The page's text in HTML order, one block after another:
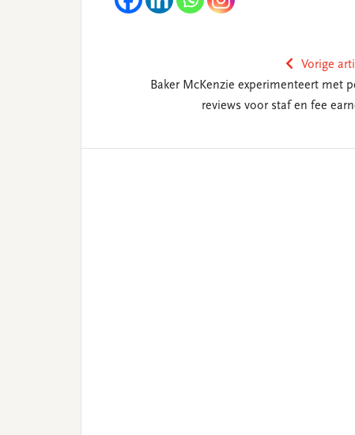
Vorige
Baker McKenzie experimenteert met
reviews voor staf en fee